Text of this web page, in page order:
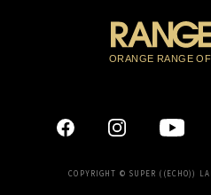
COPYRIGHT © SUPER ((ECHO))